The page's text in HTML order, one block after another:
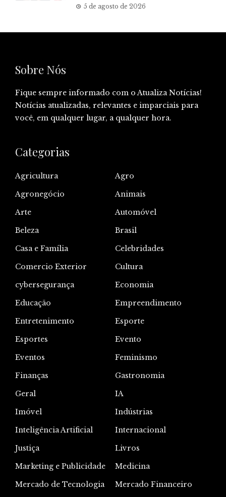
5 de agosto de 2026
Sobre Nós
Fique sempre informado com o Atualiza Notícias!
Notícias atualizadas, relevantes e imparciais para
você, em qualquer lugar, a qualquer hora.
Categorias
Agricultura
Agro
Agronegócio
Animais
Arte
Automóvel
Beleza
Brasil
Casa e Família
Celebridades
Comercio Exterior
Cultura
cybersegurança
Economia
Educação
Empreendimento
Entretenimento
Esporte
Esportes
Evento
Eventos
Feminismo
Finanças
Gastronomia
Geral
IA
Imóvel
Indústrias
Inteligência Artificial
Internacional
Justiça
Livros
Marketing e Publicidade
Medicina
Mercado de Tecnologia
Mercado Financeiro